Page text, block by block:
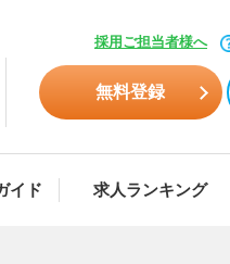
採用ご担当者様へ
無料登録
イド 求人ランキング